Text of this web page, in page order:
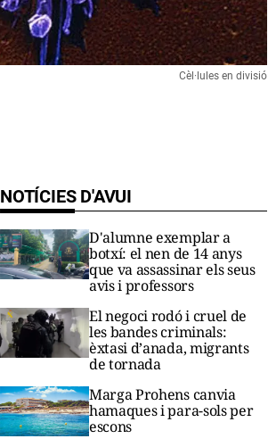
Cèl·lules en divisió
NOTÍCIES D'AVUI
D'alumne exemplar a
botxí: el nen de 14 anys
que va assassinar els seus
avis i professors
El negoci rodó i cruel de
les bandes criminals:
èxtasi d’anada, migrants
de tornada
Marga Prohens canvia
hamaques i para-sols per
escons